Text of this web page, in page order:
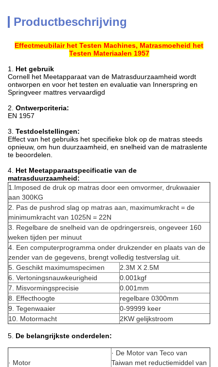
Productbeschrijving
Effectmeubilair het Testen Machines, Matrasmoeheid het
Testen Materiaalen 1957
1. Het gebruik
Cornell het Meetapparaat van de Matrasduurzaamheid wordt
ontworpen en voor het testen en evaluatie van Innerspring en
Springveer mattres vervaardigd
2. Ontwerpcriteria:
EN 1957
3. Testdoelstellingen:
Effect van het gebruiks het specifieke blok op de matras steeds
opnieuw, om hun duurzaamheid, en snelheid van de matraslente
te beoordelen.
4. Het Meetapparaatspecificatie van de
matrasduurzaamheid:
1.Imposed de druk op matras door een omvormer, drukwaaier
aan 300KG
2. Pas de pushrod slag op matras aan, maximumkracht = de
minimumkracht van 1025N = 22N
3. Regelbare de snelheid van de opdringersreis, ongeveer 160
weken tijden per minuut
4. Een computerprogramma onder drukzender en plaats van de
zender van de gegevens, brengt volledig testverslag uit.
5. Geschikt maximumspecimen
2.3M X 2.5M
6. Vertoningsnauwkeurigheid
0.001kgf
7. Misvormingsprecisie
0.001mm
8. Effecthoogte
regelbare 0300mm
9. Tegenwaaier
0-99999 keer
10. Motormacht
2KW gelijkstroom
5. De belangrijkste onderdelen:
· Motor
· De Motor van Teco van
Taiwan met reductiemiddel van